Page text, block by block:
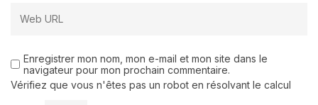
Enregistrer mon nom, mon e-mail et mon site dans le
navigateur pour mon prochain commentaire.
Vérifiez que vous n'êtes pas un robot en résolvant le calcul